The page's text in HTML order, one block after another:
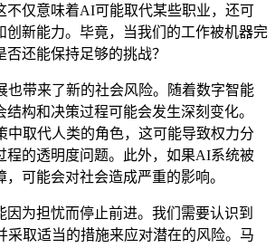
不仅意味着AI可能取代某些职业，还可
创新能力。毕竟，当我们的工作被机器完
还能保持足够的挑战？
带来了新的社会风险。随着数字智能
构和决策过程可能会发生深刻变化。
中取代人类的角色，这可能导致权力分
程的透明度问题。此外，如果AI系统被
可能会对社会造成严重的影响。
为担忧而停止前进。我们需要认识到
采取适当的措施来应对潜在的风险。马